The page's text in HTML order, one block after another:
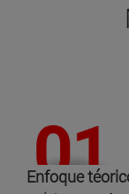
Enfoque